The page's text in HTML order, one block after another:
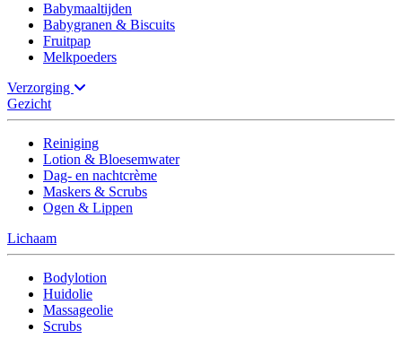
Babymaaltijden
Babygranen & Biscuits
Fruitpap
Melkpoeders
Verzorging
Gezicht
Reiniging
Lotion & Bloesemwater
Dag- en nachtcrème
Maskers & Scrubs
Ogen & Lippen
Lichaam
Bodylotion
Huidolie
Massageolie
Scrubs